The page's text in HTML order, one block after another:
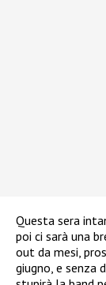
Questa sera
poi ci sarà una
out da mesi,
giugno, e senza